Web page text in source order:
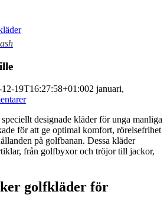
19T16:27:58+01:002 januari,
designade kläder för unga manliga
för att ge optimal komfort, rörelsefrihet
på golfbanan. Dessa kläder
från golfbyxor och tröjor till jackor,
golfkläder för